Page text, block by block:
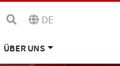
DE
ÜBER UNS